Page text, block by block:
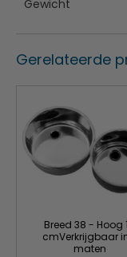
Gewicht
Gerelateerde
Breed 38 - Hoog
cmVerkrijgbaar
maten